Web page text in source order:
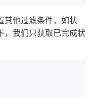
其他过滤条件，如状
，我们只获取已完成状